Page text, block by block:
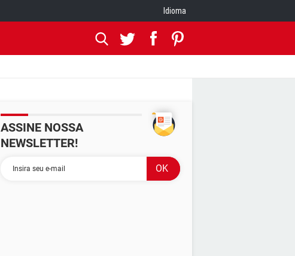
Idioma
ASSINE NOSSA
NEWSLETTER!